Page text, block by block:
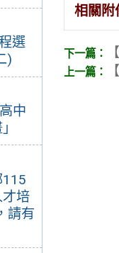
選
)
中
培
請有
相關附